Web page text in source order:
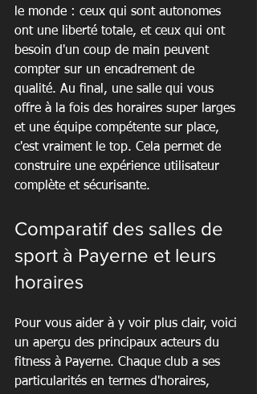
le monde : ceux qui sont autonomes
ont une liberté totale, et ceux qui ont
besoin d'un coup de main peuvent
compter sur un encadrement de
qualité. Au final, une salle qui vous
offre à la fois des horaires super larges
et une équipe compétente sur place,
c'est vraiment le top. Cela permet de
construire une expérience utilisateur
complète et sécurisante.
Comparatif des salles de
sport à Payerne et leurs
horaires
Pour vous aider à y voir plus clair, voici
un aperçu des principaux acteurs du
fitness à Payerne. Chaque club a ses
particularités en termes d'horaires,